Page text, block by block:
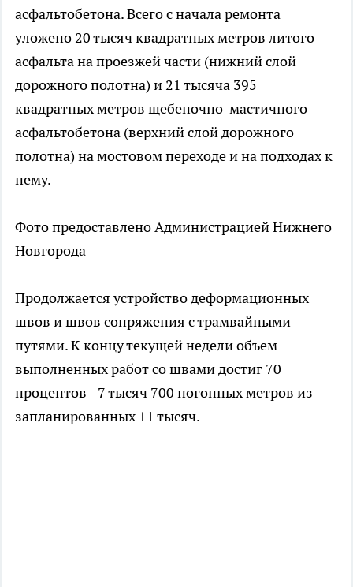
асфальтобетона. Всего с начала ремонта
уложено 20 тысяч квадратных метров литого
асфальта на проезжей части (нижний слой
дорожного полотна) и 21 тысяча 395
квадратных метров щебеночно-мастичного
асфальтобетона (верхний слой дорожного
полотна) на мостовом переходе и на подходах к
нему.
Фото предоставлено Администрацией Нижнего
Новгорода
Продолжается устройство деформационных
швов и швов сопряжения с трамвайными
путями. К концу текущей недели объем
выполненных работ со швами достиг 70
процентов - 7 тысяч 700 погонных метров из
запланированных 11 тысяч.